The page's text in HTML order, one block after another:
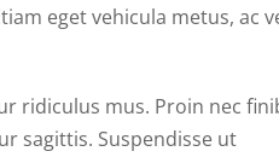
eget vehicula metus, ac
ridiculus mus. Proin nec
sagittis. Suspendisse ut